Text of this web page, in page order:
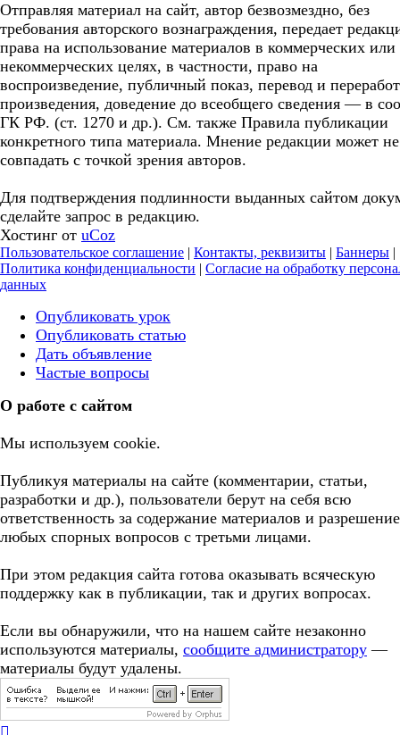
Отправляя материал на сайт, автор безвозмездно, без
требования авторского вознаграждения, передает
права на использование материалов в коммерческих или
некоммерческих целях, в частности, право на
воспроизведение, публичный показ, перевод и
произведения, доведение до всеобщего сведения — в
ГК РФ. (ст. 1270 и др.). См. также Правила публикации
конкретного типа материала. Мнение редакции может не
совпадать с точкой зрения авторов.
Для подтверждения подлинности выданных сайтом
сделайте запрос в редакцию.
Хостинг от uCoz
Пользовательское соглашение | Контакты, реквизиты | Баннеры |
Политика конфиденциальности | Согласие на обработку
данных
Опубликовать урок
Опубликовать статью
Дать объявление
Частые вопросы
О работе с сайтом
Мы используем cookie.
Публикуя материалы на сайте (комментарии, статьи,
разработки и др.), пользователи берут на себя всю
ответственность за содержание материалов и разрешение
любых спорных вопросов с третьми лицами.
При этом редакция сайта готова оказывать всяческую
поддержку как в публикации, так и других вопросах.
Если вы обнаружили, что на нашем сайте незаконно
используются материалы, сообщите администратору —
материалы будут удалены.